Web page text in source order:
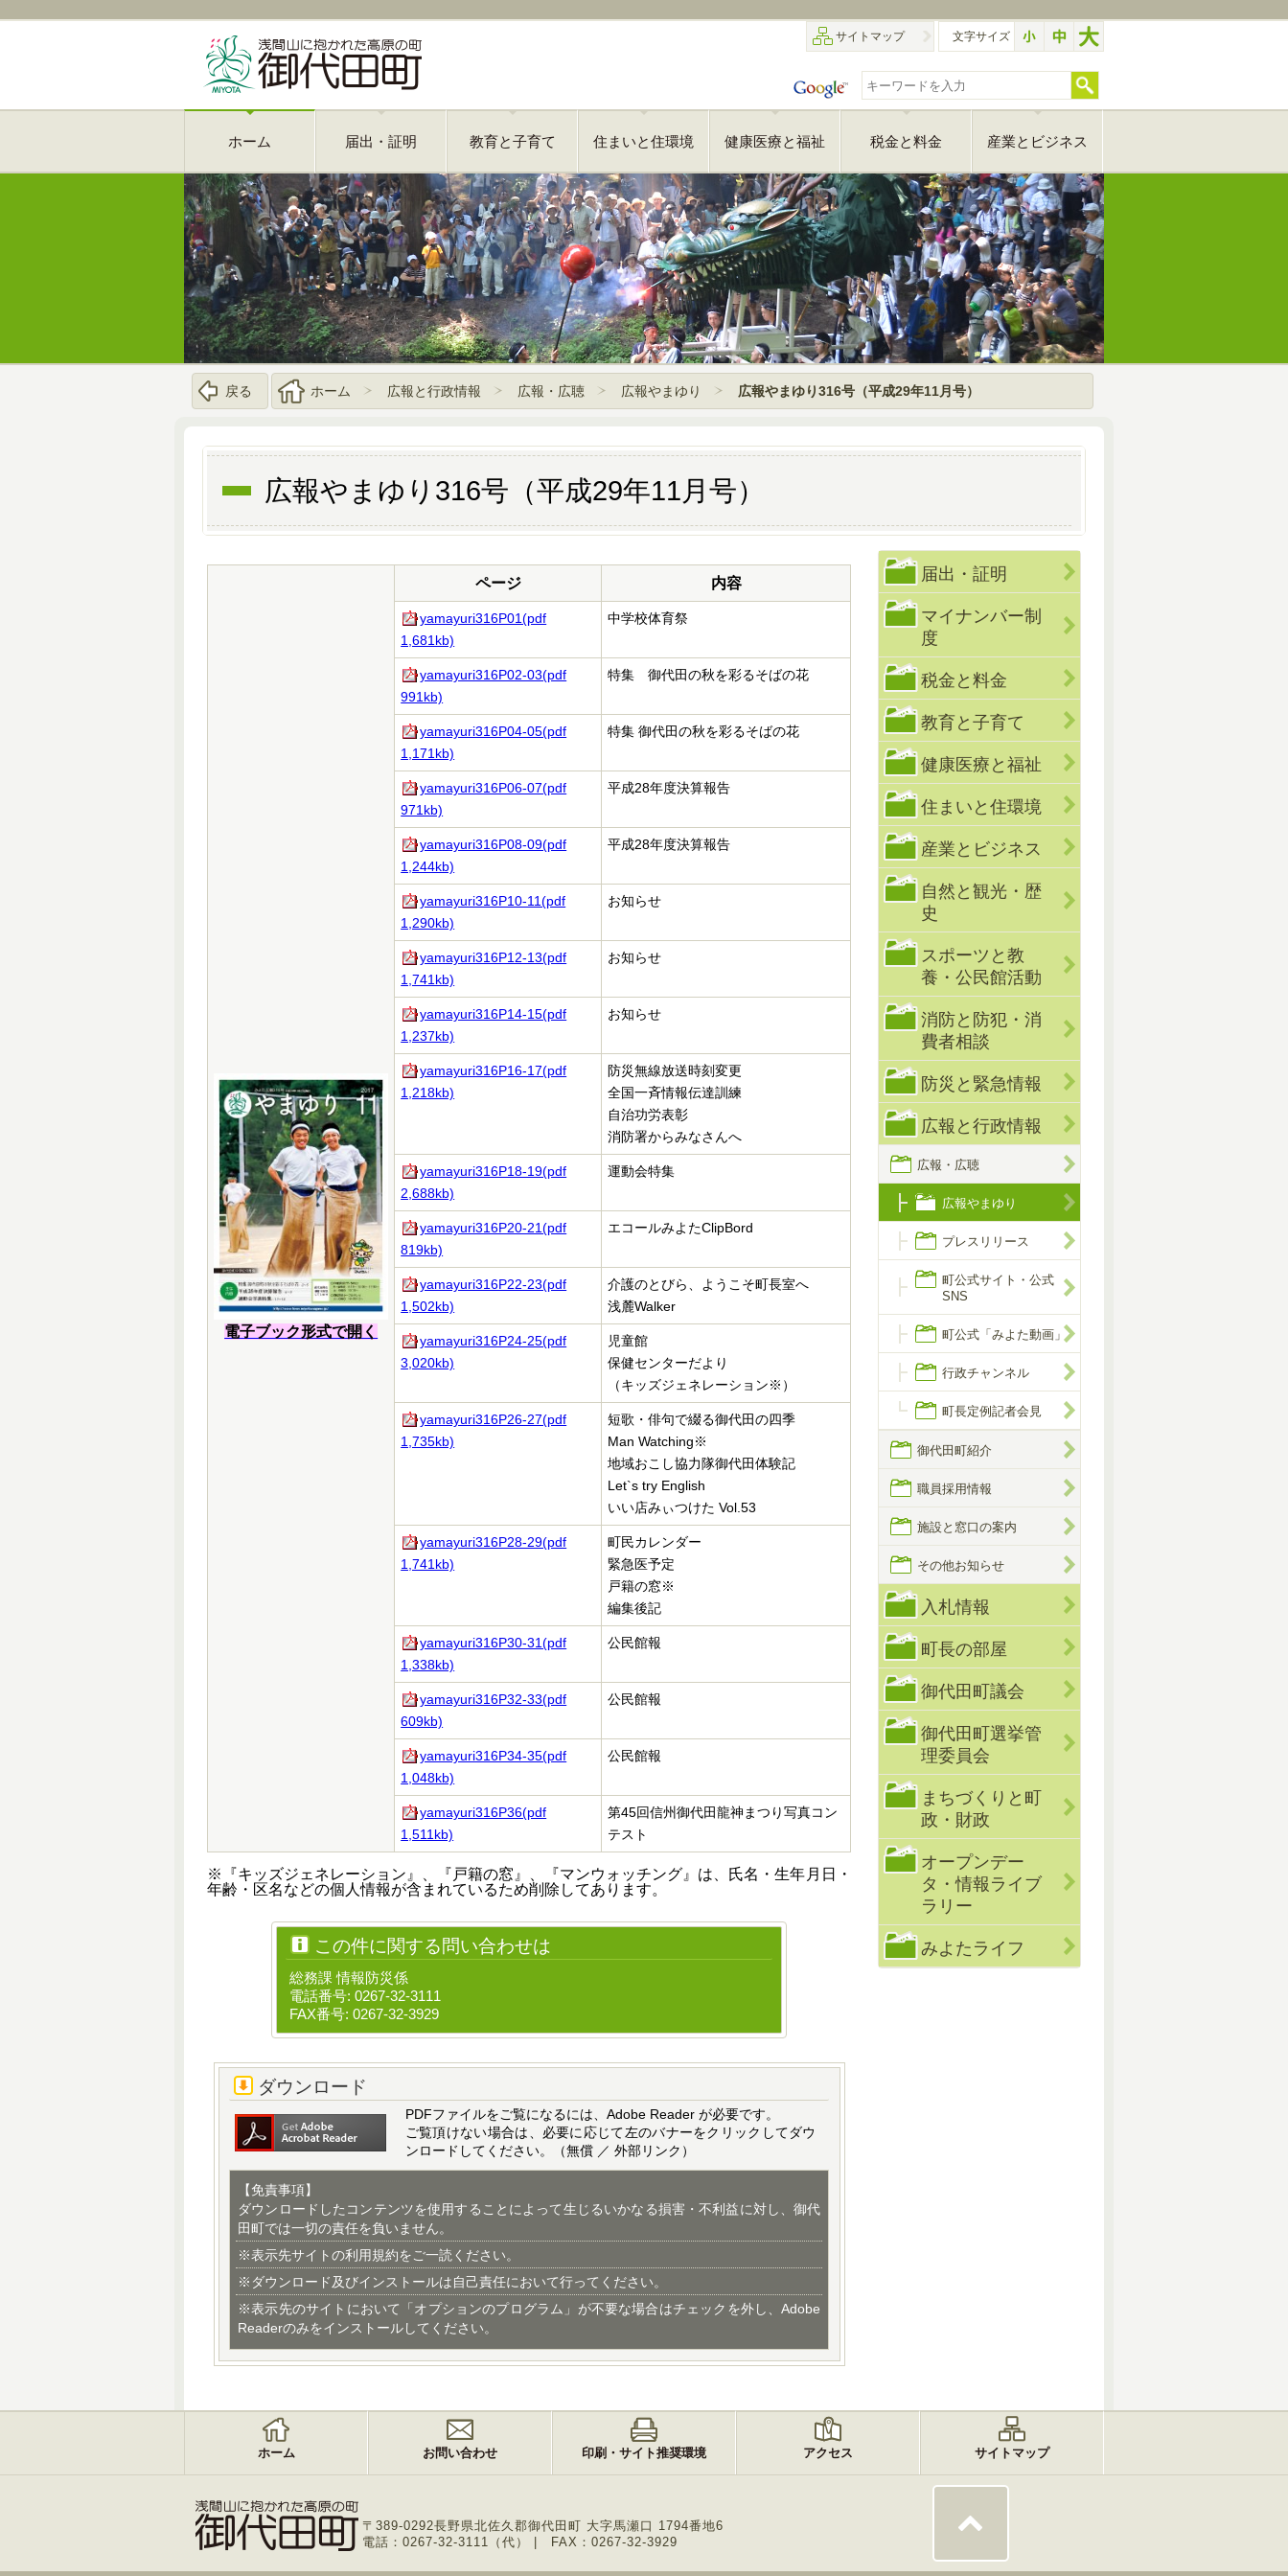
サイトマップ 文字サイズ
ホーム 届出・証明 教育と子育て 住まいと住環境 健康医療と福祉 税金と料金 産業とビジネス
戻る ホーム 広報と行政情報 広報・広聴 広報やまゆり 広報やまゆり316号（平成29年11月号）
広報やまゆり316号（平成29年11月号）
電子ブック形式で開く
ページ 内容
yamayuri316P01(pdf
1,681kb)
中学校体育祭
yamayuri316P02-03(pdf
991kb)
特集 御代田の秋を彩るそばの花
yamayuri316P04-05(pdf
1,171kb)
特集 御代田の秋を彩るそばの花
yamayuri316P06-07(pdf
971kb)
平成28年度決算報告
yamayuri316P08-09(pdf
1,244kb)
平成28年度決算報告
yamayuri316P10-11(pdf
1,290kb)
お知らせ
yamayuri316P12-13(pdf
1,741kb)
お知らせ
yamayuri316P14-15(pdf
1,237kb)
お知らせ
yamayuri316P16-17(pdf
1,218kb)
防災無線放送時刻変更
全国一斉情報伝達訓練
自治功労表彰
消防署からみなさんへ
yamayuri316P18-19(pdf
2,688kb)
運動会特集
yamayuri316P20-21(pdf
819kb)
エコールみよたClipBord
yamayuri316P22-23(pdf
1,502kb)
介護のとびら、ようこそ町長室へ
浅麓Walker
yamayuri316P24-25(pdf
3,020kb)
児童館
保健センターだより
（キッズジェネレーション※）
yamayuri316P26-27(pdf
1,735kb)
短歌・俳句で綴る御代田の四季
Man Watching※
地域おこし協力隊御代田体験記
Let`s try English
いい店みぃつけた Vol.53
yamayuri316P28-29(pdf
1,741kb)
町民カレンダー
緊急医予定
戸籍の窓※
編集後記
yamayuri316P30-31(pdf
1,338kb)
公民館報
yamayuri316P32-33(pdf
609kb)
公民館報
yamayuri316P34-35(pdf
1,048kb)
公民館報
yamayuri316P36(pdf
1,511kb)
第45回信州御代田龍神まつり写真コン
テスト
※『キッズジェネレーション』、『戸籍の窓』、『マンウォッチング』は、氏名・生年月日・
年齢・区名などの個人情報が含まれているため削除してあります。
この件に関する問い合わせは
総務課 情報防災係
電話番号: 0267-32-3111
FAX番号: 0267-32-3929
ダウンロード
PDFファイルをご覧になるには、Adobe Reader が必要です。
ご覧頂けない場合は、必要に応じて左のバナーをクリックしてダウ
ンロードしてください。（無償 ／ 外部リンク）
【免責事項】
ダウンロードしたコンテンツを使用することによって生じるいかなる損害・不利益に対し、御代
田町では一切の責任を負いません。
※表示先サイトの利用規約をご一読ください。
※ダウンロード及びインストールは自己責任において行ってください。
※表示先のサイトにおいて「オプションのプログラム」が不要な場合はチェックを外し、Adobe
Readerのみをインストールしてください。
届出・証明
マイナンバー制
度
税金と料金
教育と子育て
健康医療と福祉
住まいと住環境
産業とビジネス
自然と観光・歴
史
スポーツと教
養・公民館活動
消防と防犯・消
費者相談
防災と緊急情報
広報と行政情報
広報・広聴
広報やまゆり
プレスリリース
町公式サイト・公式
SNS
町公式「みよた動画」
行政チャンネル
町長定例記者会見
御代田町紹介
職員採用情報
施設と窓口の案内
その他お知らせ
入札情報
町長の部屋
御代田町議会
御代田町選挙管
理委員会
まちづくりと町
政・財政
オープンデー
タ・情報ライブ
ラリー
みよたライフ
ホーム お問い合わせ 印刷・サイト推奨環境 アクセス サイトマップ
〒389-0292長野県北佐久郡御代田町 大字馬瀬口 1794番地6
電話：0267-32-3111（代）
FAX：0267-32-3929